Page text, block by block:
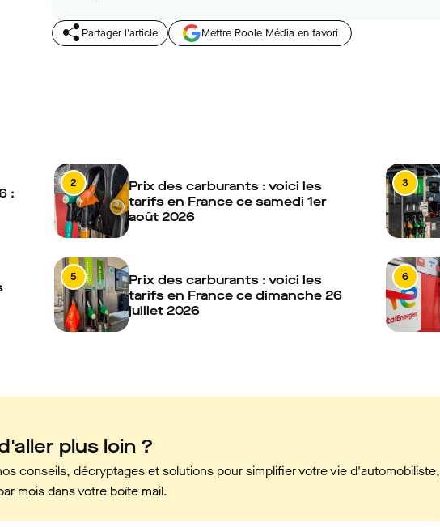
Partager l'article Mettre Roole Média en favori
:
2
Prix des carburants : voici les
tarifs en France ce samedi 1er
août 2026
3
5
Prix des carburants : voici les
tarifs en France ce dimanche 26
juillet 2026
6
plus loin ?
conseils, décryptages et solutions pour simplifier votre vie d'automobiliste,
mois dans votre boîte mail.